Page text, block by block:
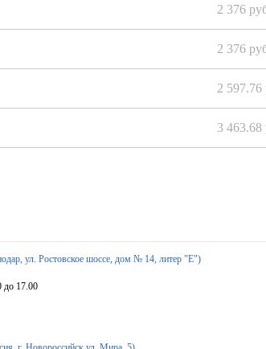
2 376
2 376
2 597.76
3 463.68
ул. Ростовское шоссе, дом № 14, литер "Е")
до 17.00